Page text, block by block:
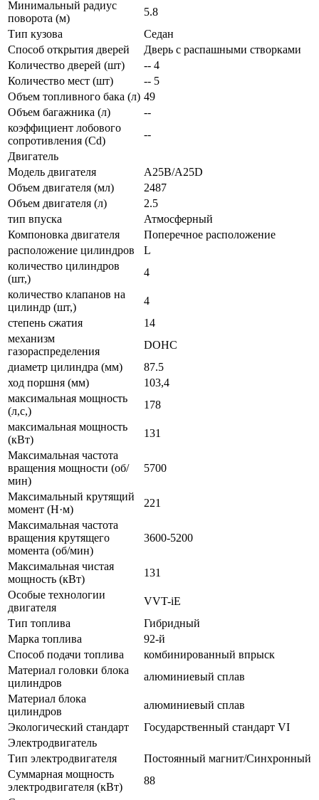
Минимальный радиус
поворота (м)
5.8
Тип кузова
Седан
Способ открытия дверей
Дверь с распашными створками
Количество дверей (шт)
-- 4
Количество мест (шт)
-- 5
Объем топливного бака (л) 49
Объем багажника (л)
--
коэффициент лобового
сопротивления (Cd)
--
Двигатель
Модель двигателя
A25B/A25D
Объем двигателя (мл)
2487
Объем двигателя (л)
2.5
тип впуска
Атмосферный
Компоновка двигателя
Поперечное расположение
расположение цилиндров
L
количество цилиндров
(шт,)
4
количество клапанов на
цилиндр (шт,)
4
степень сжатия
14
механизм
газораспределения
DOHC
диаметр цилиндра (мм)
87.5
ход поршня (мм)
103,4
максимальная мощность
(л,с,)
178
максимальная мощность
(кВт)
131
Максимальная частота
вращения мощности (об/
мин)
5700
Максимальный крутящий
момент (Н·м)
221
Максимальная частота
вращения крутящего
момента (об/мин)
3600-5200
Максимальная чистая
мощность (кВт)
131
Особые технологии
двигателя
VVT-iE
Тип топлива
Гибридный
Марка топлива
92-й
Способ подачи топлива
комбинированный впрыск
Материал головки блока
цилиндров
алюминиевый сплав
Материал блока
цилиндров
алюминиевый сплав
Экологический стандарт
Государственный стандарт VI
Электродвигатель
Тип электродвигателя
Постоянный магнит/Синхронный
Суммарная мощность
электродвигателя (кВт)
88